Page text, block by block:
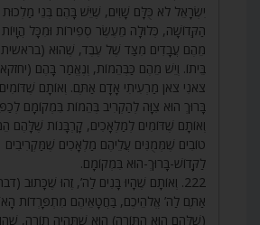
יִשְׂרָאֵל לֹא כֻּלָּם שָׁוִים, שֶׁיֵּשׁ בָּהֶם בְּנֵי
הַקְּדוֹשָׁה, כְּלוּלָה מֵעֶשֶׂר סְפִירוֹת וּמִכָּל הֲוָיוֹת
מֵהֶם עֲבָדִים מִצַּד שֶׁל עֶבֶד, שֶׁהוּא (בראשית
בֵּיתוֹ. וְיֵשׁ מֵהֶם כַּבְּהֵמוֹת, וְנֶאֱמַר בָּהֶם
צֹאנִי צֹאן מַרְעִיתִי אָדָם אַתֶּם. וְאוֹתָם
בָּרוּךְ הוּא צִוָּה לְהַקְרִיב בְּהֵמוֹת בִּמְקוֹמָם
וְאוֹתָם שֶׁדּוֹמִים לְמַלְאָכִים, קָרְבָּנוֹת שֶׁלָּהֶם
טוֹבִים שֶׁמְּמֻנִּים עֲלֵיהֶם מַלְאָכִים שֶׁמַּקְרִיבִים
לַקָּדוֹשׁ-בָּרוּךְ-הוּא בִּמְקוֹמָם.
222. וְאוֹתָם שֶׁהָיוּ בָּנִים לַה’, זֶהוּ שֶׁכָּתוּב
אַתֶּם לַה’ אֱלֹהֵיכֶם, בַּחֲטָאֵיהֶם מִתְפָּרְדוֹת
(שֶׁלָּהֶם הוּא הַתּוֹרָה) הוּא שֶׁתִּהְיֶה תוֹרָה,